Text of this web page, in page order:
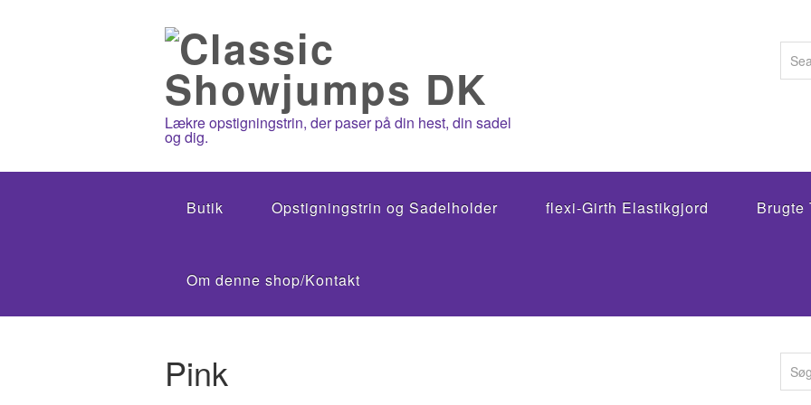
Lækre opstigningstrin, der paser på din hest, din sadel
og dig.
Butik Opstigningstrin og Sadelholder flexi-Girth Elastikgjord Brugte
Om denne shop/Kontakt
Pink